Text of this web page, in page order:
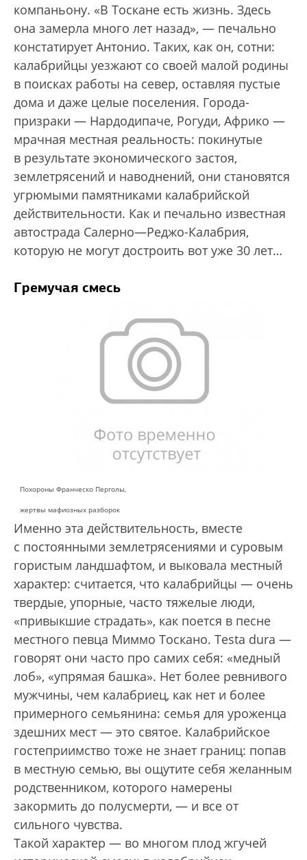
компаньону. «В Тоскане есть жизнь. Здесь
она замерла много лет назад», — печально
констатирует Антонио. Таких, как он, сотни:
калабрийцы уезжают со своей малой родины
в поисках работы на север, оставляя пустые
дома и даже целые поселения. Города-
призраки — Нардодипаче, Рогуди, Африко —
мрачная местная реальность: покинутые
в результате экономического застоя,
землетрясений и наводнений, они становятся
угрюмыми памятниками калабрийской
действительности. Как и печально известная
автострада Салерно—Реджо-Калабрия,
которую не могут достроить вот уже 30 лет…
Гремучая смесь
Похороны Франческо Перголы,
жертвы мафиозных разборок
Именно эта действительность, вместе
с постоянными землетрясениями и суровым
гористым ландшафтом, и выковала местный
характер: считается, что калабрийцы — очень
твердые, упорные, часто тяжелые люди,
«привыкшие страдать», как поется в песне
местного певца Миммо Тоскано. Testa dura —
говорят они часто про самих себя: «медный
лоб», «упрямая башка». Нет более ревнивого
мужчины, чем калаб­риец, как нет и более
примерного семьянина: семья для уроженца
здешних мест — это святое. Калабрийское
гостеприимство тоже не знает границ: попав
в местную семью, вы ощутите себя желанным
родственником, которого намерены
закормить до полусмерти, — и все от
сильного чувства.
Такой характер — во многом плод жгучей